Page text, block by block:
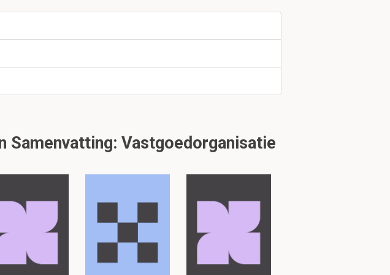
voor hoofdstuk 1.1.1.1.1
VGM, bemiddelaar of syndicus
beschikbaar voor hoofdstuk 4
zien
Samenvatting: Vastgoedorganisatie